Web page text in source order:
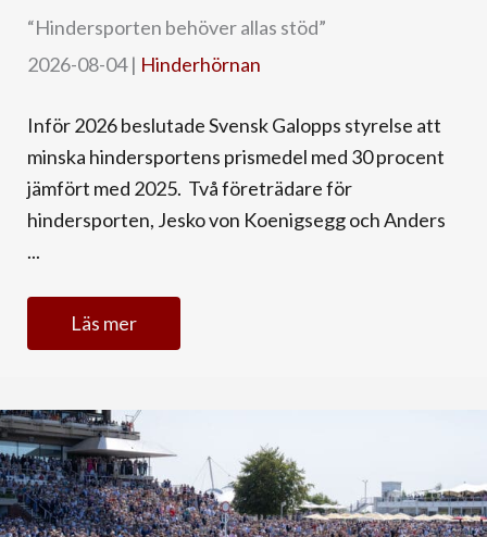
“Hindersporten behöver allas stöd”
2026-08-04| Hinderhörnan
Inför 2026 beslutade Svensk Galopps styrelse att
minska hindersportens prismedel med 30 procent
jämfört med 2025. Två företrädare för
hindersporten, Jesko von Koenigsegg och Anders
...
Läs mer